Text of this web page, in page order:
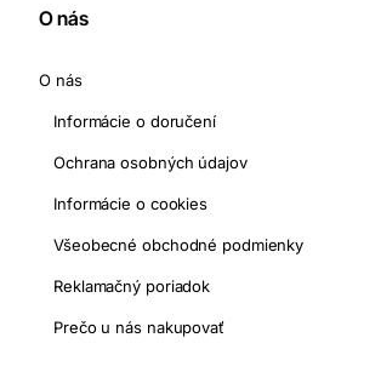
O nás
O nás
Informácie o doručení
Ochrana osobných údajov
Informácie o cookies
Všeobecné obchodné podmienky
Reklamačný poriadok
Prečo u nás nakupovať